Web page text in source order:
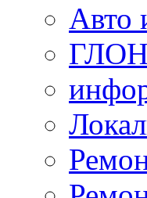
Авто